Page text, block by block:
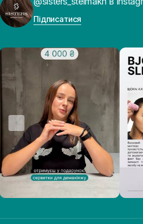
Підписатися